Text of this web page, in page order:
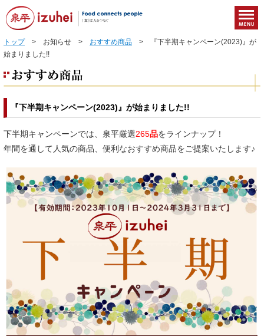
トップ> お知らせ > おすすめ商品 > 『下半期キャンペーン(2023)』が
始まりました!!
『下半期キャンペーン(2023)』が始まりました!!
下半期キャンペーンでは、泉平厳選265品をラインナップ！
年間を通して人気の商品、便利なおすすめ商品をご提案いたします♪